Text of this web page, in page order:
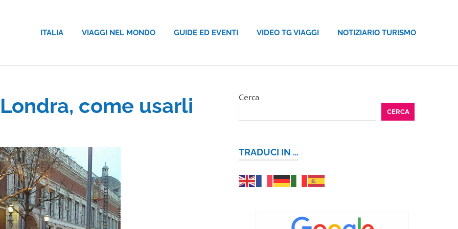
ITALIA VIAGGI NEL MONDO GUIDE ED EVENTI VIDEO TG VIAGGI NOTIZIARIO TURISMO
come usarli Cerca
CERCA
TRADUCI IN …